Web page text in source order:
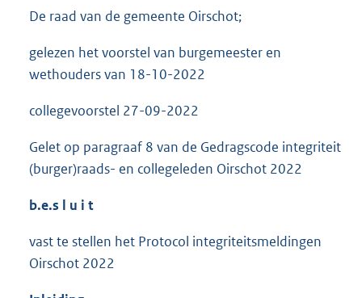
De raad van de gemeente Oirschot;
gelezen het voorstel van burgemeester en
wethouders van 18-10-2022
collegevoorstel 27-09-2022
Gelet op paragraaf 8 van de Gedragscode integriteit
(burger)raads- en collegeleden Oirschot 2022
b.e.s l u i t
vast te stellen het Protocol integriteitsmeldingen
Oirschot 2022